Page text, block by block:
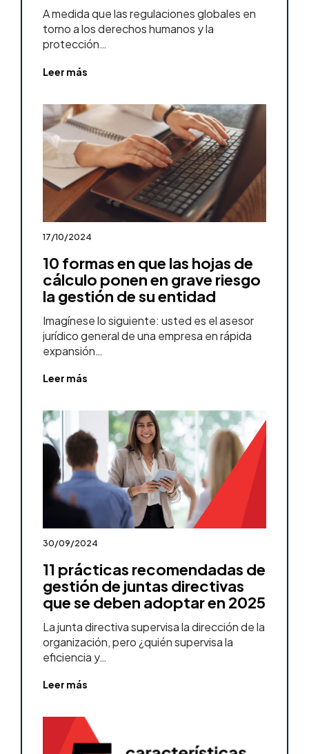
A medida que las regulaciones globales en
torno a los derechos humanos y la
protección…
Leer más
17/10/2024
10 formas en que las hojas de
cálculo ponen en grave riesgo
la gestión de su entidad
Imagínese lo siguiente: usted es el asesor
jurídico general de una empresa en rápida
expansión…
Leer más
30/09/2024
11 prácticas recomendadas de
gestión de juntas directivas
que se deben adoptar en 2025
La junta directiva supervisa la dirección de la
organización, pero ¿quién supervisa la
eficiencia y…
Leer más